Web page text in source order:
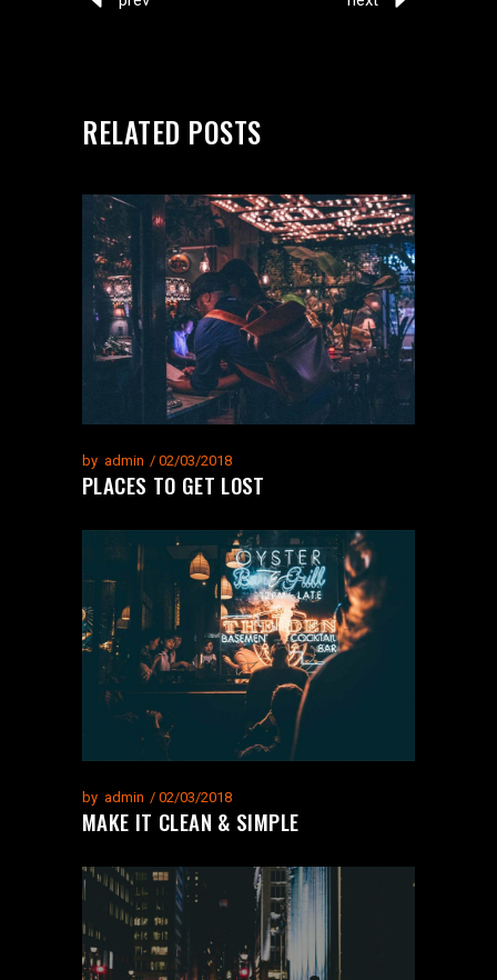
RELATED POSTS
by admin 02/03/2018
PLACES TO GET LOST
by admin 02/03/2018
MAKE IT CLEAN & SIMPLE